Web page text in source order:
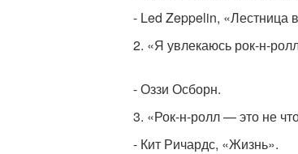
- Led Zeppelin, «Лестница
2. «Я увлекаюсь рок-н-
- Оззи Осборн.
3. «Рок-н-ролл — это не
- Кит Ричардс, «Жизнь».